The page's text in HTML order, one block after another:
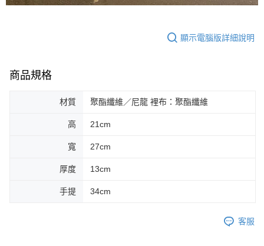
顯示電腦版詳細說明
商品規格
材質 聚酯纖維／尼龍 裡布：聚酯纖維
高 21cm
寬 27cm
厚度 13cm
手提 34cm
客服